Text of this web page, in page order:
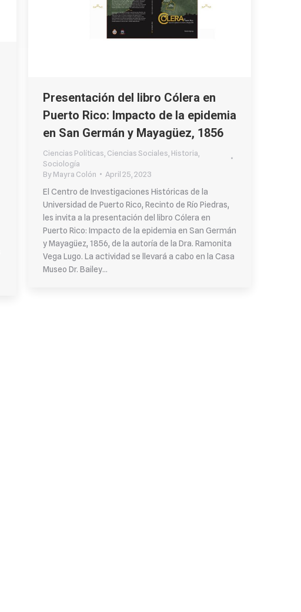
Presentación del libro Cólera en
Puerto Rico: Impacto de la epidemia
en San Germán y Mayagüez, 1856
Ciencias Políticas Ciencias Sociales Historia
Sociología
ByMayra Colón
April 25, 2023
El Centro de Investigaciones Históricas de la
Universidad de Puerto Rico, Recinto de Río Piedras,
les invita a la presentación del libro Cólera en
Puerto Rico: Impacto de la epidemia en San Germán
y Mayagüez, 1856, de la autoría de la Dra. Ramonita
Vega Lugo. La actividad se llevará a cabo en la Casa
Museo Dr. Bailey…